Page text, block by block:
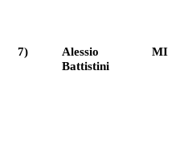
7)
Alessio
Battistini
MI